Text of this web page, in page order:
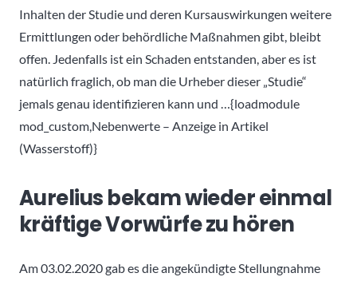
Inhalten der Studie und deren Kursauswirkungen weitere
Ermittlungen oder behördliche Maßnahmen gibt, bleibt
offen. Jedenfalls ist ein Schaden entstanden, aber es ist
natürlich fraglich, ob man die Urheber dieser „Studie“
jemals genau identifizieren kann und …{loadmodule
mod_custom,Nebenwerte – Anzeige in Artikel
(Wasserstoff)}
Aurelius bekam wieder einmal
kräftige Vorwürfe zu hören
Am 03.02.2020 gab es die angekündigte Stellungnahme